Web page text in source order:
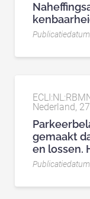
Nederland,
gemaakt
en lossen.